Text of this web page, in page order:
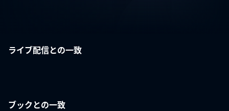
ライブ配信との一致
ブックとの一致